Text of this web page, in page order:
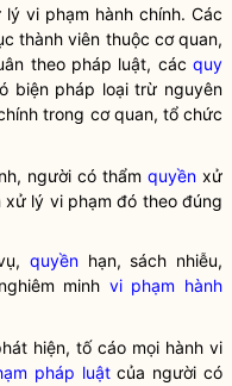
lý vi phạm hành chính. Các
thành viên thuộc cơ quan,
theo pháp luật, cácquy
biện pháp loại trừ nguyên
trong cơ quan, tổ chức
người có thẩmquyền xử
xử lý vi phạm đó theo đúng
quyềnhạn, sách nhiễu,
minh vi phạm hành
hiện, tố cáo mọi hành vi
pháp luậtcủa người có